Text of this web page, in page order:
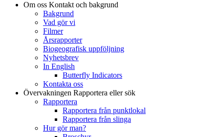
Om oss Kontakt och bakgrund
Bakgrund
Vad gör vi
Filmer
Årsrapporter
Biogeografisk uppföljning
Nyhetsbrev
In English
Butterfly Indicators
Kontakta oss
Övervakningen Rapportera eller sök
Rapportera
Rapportera från punktlokal
Rapportera från slinga
Hur gör man?